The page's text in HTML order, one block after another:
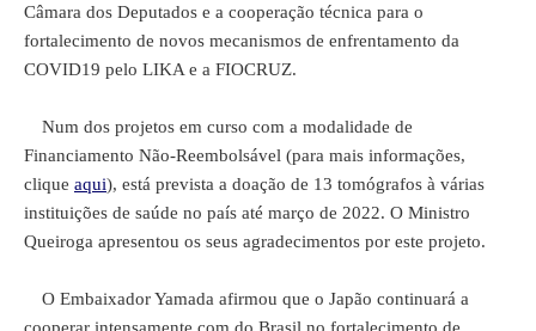
Câmara dos Deputados e a cooperação técnica para o
fortalecimento de novos mecanismos de enfrentamento da
COVID19 pelo LIKA e a FIOCRUZ.
Num dos projetos em curso com a modalidade de
Financiamento Não-Reembolsável (para mais informações,
clique aqui), está prevista a doação de 13 tomógrafos à várias
instituições de saúde no país até março de 2022. O Ministro
Queiroga apresentou os seus agradecimentos por este projeto.
O Embaixador Yamada afirmou que o Japão continuará a
cooperar intensamente com do Brasil no fortalecimento de